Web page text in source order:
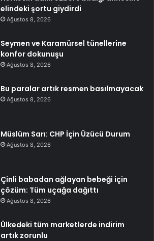
elindeki şortu giydirdi
Ağustos 8, 2026
Seymen ve Karamürsel tünellerine
konfor dokunuşu
Ağustos 8, 2026
Bu paralar artık resmen basılmayacak
Ağustos 8, 2026
Müslüm Sarı: CHP İçin Üzücü Durum
Ağustos 8, 2026
Çinli babadan ağlayan bebeği için
çözüm: Tüm uçağa dağıttı
Ağustos 8, 2026
Ülkedeki tüm marketlerde indirim
artık zorunlu